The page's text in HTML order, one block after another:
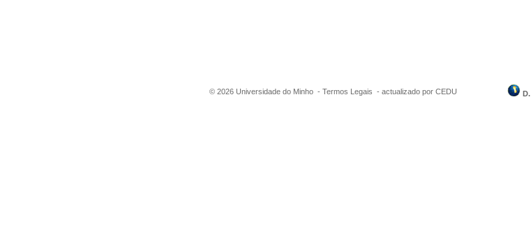
© 2026 Universidade do Minho - Termos Legais - actualizado por CEDU D.